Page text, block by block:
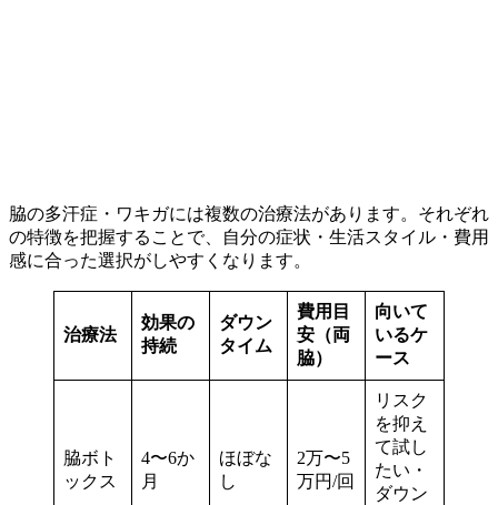
脇の多汗症・ワキガには複数の治療法があります。それぞれ
の特徴を把握することで、自分の症状・生活スタイル・費用
感に合った選択がしやすくなります。
治療法
効果の
持続
ダウン
タイム
費用目
安（両
脇）
向いて
いるケ
ース
脇ボト
ックス
4〜6か
月
ほぼな
し
2万〜5
万円/回
リスク
を抑え
て試し
たい・
ダウン